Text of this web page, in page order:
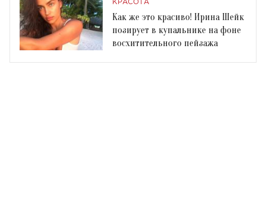
КРАСОТА
Как же это красиво! Ирина Шейк
позирует в купальнике на фоне
восхитительного пейзажа